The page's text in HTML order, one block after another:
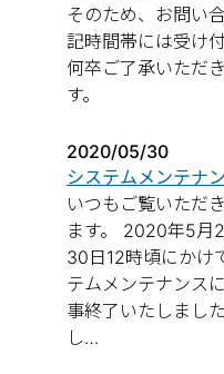
そのため、お問い
記時間帯には受け
何卒ご了承いただ
す。
2020/05/30
システムメンテナ
いつもご覧いただ
ます。 2020年5月
30日12時頃にかけ
テムメンテナンス
事終了いたしまし
し…